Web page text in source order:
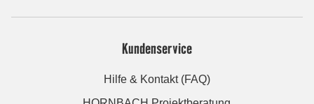
Kundenservice
Hilfe & Kontakt (FAQ)